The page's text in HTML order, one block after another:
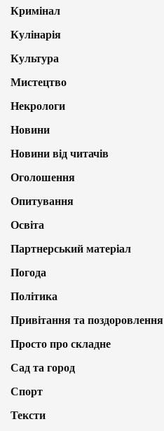
Кримінал
Кулінарія
Культура
Мистецтво
Некрологи
Новини
Новини від читачів
Оголошення
Опитування
Освіта
Партнерський матеріал
Погода
Політика
Привітання та поздоровлення
Просто про складне
Сад та город
Спорт
Тексти